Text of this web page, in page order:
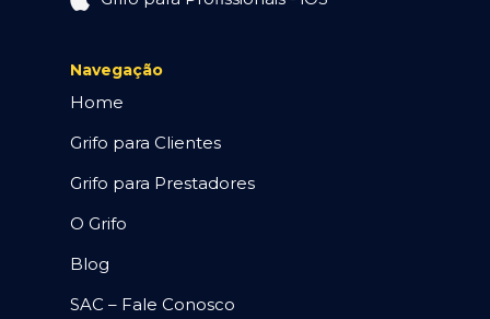
Navegação
Home
Grifo para Clientes
Grifo para Prestadores
O Grifo
Blog
SAC – Fale Conosco